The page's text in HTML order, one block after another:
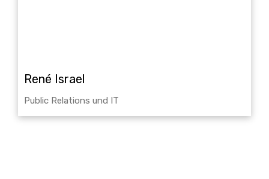
René Israel
Public Relations und IT